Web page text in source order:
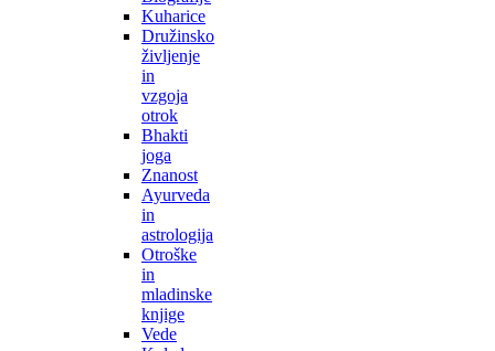
Kuharice
Družinsko
življenje
in
vzgoja
otrok
Bhakti
joga
Znanost
Ayurveda
in
astrologija
Otroške
in
mladinske
knjige
Vede